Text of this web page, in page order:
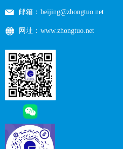
邮箱： beijing@zhongtuo.net
网址： www.zhongtuo.net